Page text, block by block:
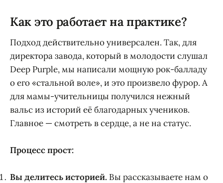
Как это работает на практике?
Подход действительно универсален. Так, для
директора завода, который в молодости слушал
Deep Purple, мы написали мощную рок-балладу
о его «стальной воле», и это произвело фурор. А
для мамы-учительницы получился нежный
вальс из историй её благодарных учеников.
Главное — смотреть в сердце, а не на статус.
Процесс прост:
Вы делитесь историей. Вы рассказываете нам о